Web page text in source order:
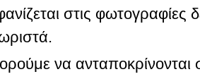
στις φωτογραφίες
να ανταποκρίνονται